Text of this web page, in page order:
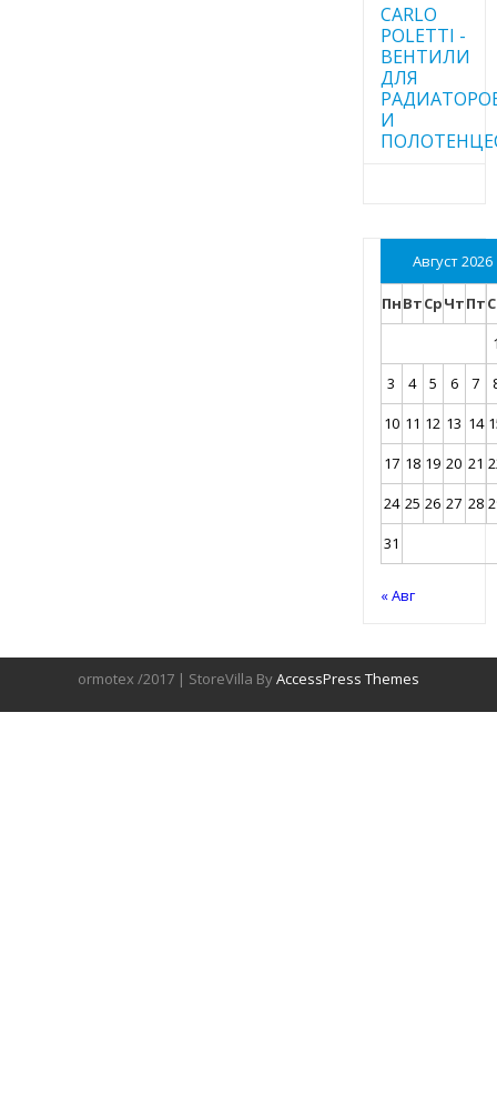
CARLO
POLETTI -
ВЕНТИЛИ
ДЛЯ
И
Август 2026
ПнВтСрЧтПт
3
4 5 6 7
10 11 12 13 14
17 18 19 20 21
24 25 26 27 28
31
« Авг
ormotex /2017 | StoreVilla ByAccessPress Themes